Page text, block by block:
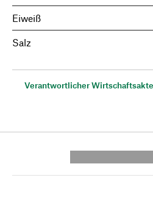
Eiweiß
Salz
Verantwortlicher